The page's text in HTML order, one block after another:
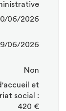
06/2026
06/2026
Non
et
social :
420 €